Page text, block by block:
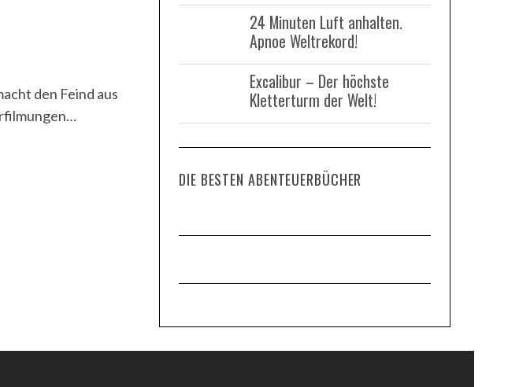
den Feind aus
24 Minuten Luft anhalten.
Apnoe Weltrekord!
Excalibur – Der höchste
Kletterturm der Welt!
DIE BESTEN ABENTEUERBÜCHER